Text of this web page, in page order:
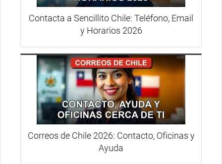
Contacta a Sencillito Chile: Teléfono, Email
y Horarios 2026
Correos de Chile 2026: Contacto, Oficinas y
Ayuda